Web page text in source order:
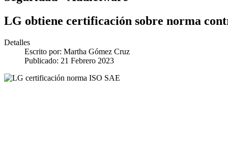
LG obtiene certificación sobre norma
Detalles
Escrito por: Martha Gómez Cruz
Publicado: 21 Febrero 2023